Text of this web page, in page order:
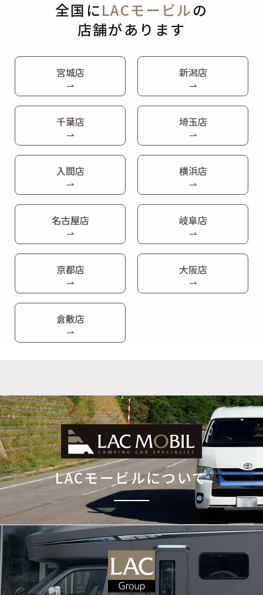
全国にLACモービルの
店舗があります
宮城店 新潟店
千葉店 埼玉店
入間店 横浜店
名古屋店 岐阜店
京都店 大阪店
倉敷店
LACモービルについて